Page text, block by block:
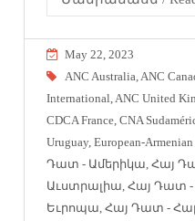
May 22, 2023
ANC Australia ANC
International ANC United
CDCA France ,CNA
Uruguay,European-
Դատ - Ամերիկա ,Հայ
Աւստրալիա ,Հայ Դատ
Եւրոպա ,Հայ Դատ -